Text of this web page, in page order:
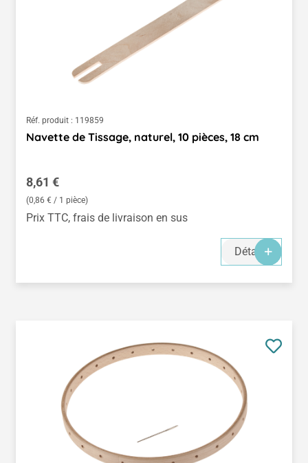
Réf. produit : 119859
Navette de Tissage, naturel, 10 pièces, 18 cm
Prix régulier :
8,61 €
(0,86 € / 1 pièce)
Prix TTC, frais de livraison en sus
Détails